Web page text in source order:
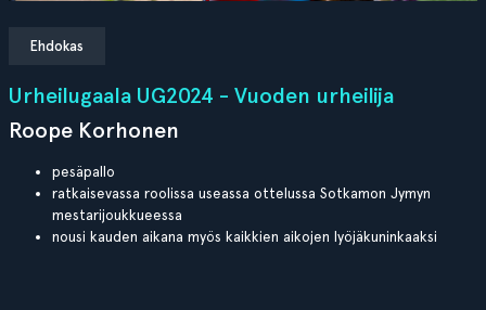
Ehdokas
Urheilugaala UG2024 - Vuoden urheilija
Roope Korhonen
pesäpallo
ratkaisevassa roolissa useassa ottelussa Sotkamon Jymyn
mestarijoukkueessa
nousi kauden aikana myös kaikkien aikojen lyöjäkuninkaaksi